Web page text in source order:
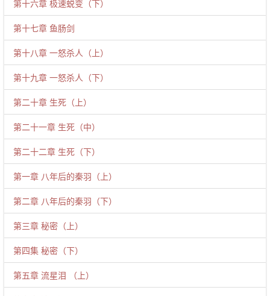
第十六章 极速蜕变（下）
第十七章 鱼肠剑
第十八章 一怒杀人（上）
第十九章 一怒杀人（下）
第二十章 生死（上）
第二十一章 生死（中）
第二十二章 生死（下）
第一章 八年后的秦羽（上）
第二章 八年后的秦羽（下）
第三章 秘密（上）
第四集 秘密（下）
第五章 流星泪 （上）